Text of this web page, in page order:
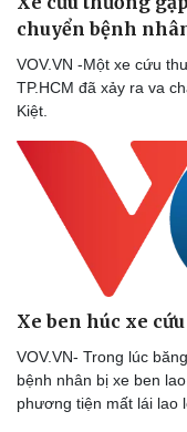
chuyển bệnh
VOV.VN -Một xe cứu
TP.HCM đã xảy ra va
Kiệt.
Xe ben húc xe
VOV.VN- Trong lúc
bệnh nhân bị xe ben
phương tiện mất lái lao